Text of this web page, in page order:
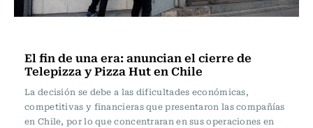
El fin de una era: anuncian el cierre de
Telepizza y Pizza Hut en Chile
La decisión se debe a las dificultades económicas,
competitivas y financieras que presentaron las compañías
en Chile, por lo que concentraran en sus operaciones en